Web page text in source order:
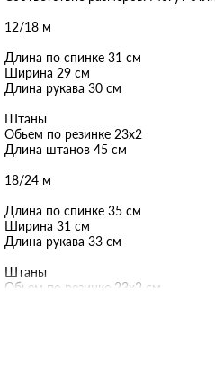
12/18 м
Длина по спинке 31 см
Ширина 29 см
Длина рукава 30 см
Штаны
Обьем по резинке 23х2
Длина штанов 45 см
18/24 м
Длина по спинке 35 см
Ширина 31 см
Длина рукава 33 см
Штаны
Обьем по резинке 23х2 см